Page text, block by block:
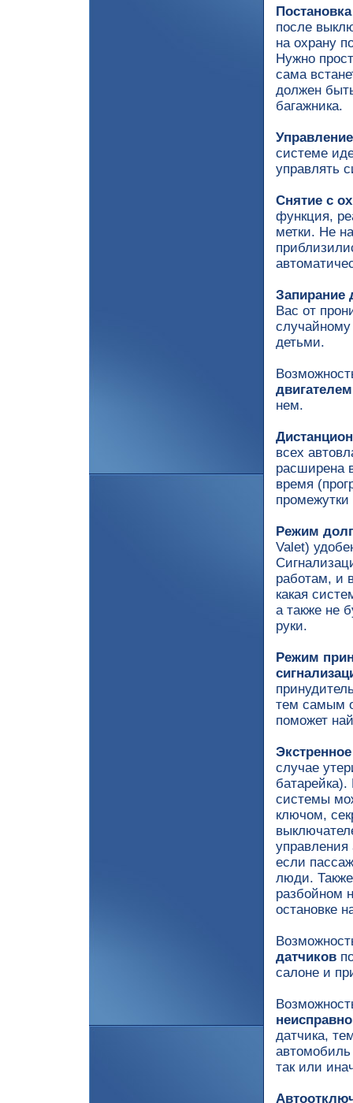
после
на охрану
Нужно
сама
должен
багажника.
системе
управлять
Снятие с
функция,
метки. Не
Запирание
Вас от
детьми.
двигателем
нем.
всех
расширена
время
промежутки
Режим
Valet)
работам, и
какая
а также не
руки.
Режим
тем самым
поможет
случае
системы
ключом,
если
люди.
разбойном
остановке
датчиков
салоне и
датчика,
так или